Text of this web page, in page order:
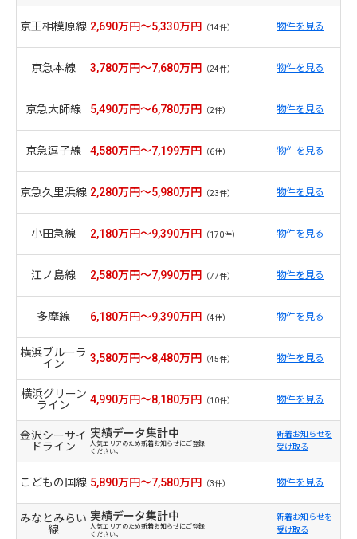
京王相模原線 2,690万円～5,330万円 （14件） 物件を見る
京急本線 3,780万円～7,680万円 （24件） 物件を見る
京急大師線 5,490万円～6,780万円 （2件） 物件を見る
京急逗子線 4,580万円～7,199万円 （6件） 物件を見る
京急久里浜線 2,280万円～5,980万円 （23件） 物件を見る
小田急線 2,180万円～9,390万円 （170件） 物件を見る
江ノ島線 2,580万円～7,990万円 （77件） 物件を見る
多摩線 6,180万円～9,390万円 （4件） 物件を見る
横浜ブルーラ
イン
3,580万円～8,480万円 （45件） 物件を見る
横浜グリーン
ライン
4,990万円～8,180万円 （10件） 物件を見る
金沢シーサイ
ドライン
実績データ集計中
人気エリアのため新着お知らせにご登録
ください。
新着お知らせを
受け取る
こどもの国線 5,890万円～7,580万円 （3件） 物件を見る
みなとみらい
線
実績データ集計中
人気エリアのため新着お知らせにご登録
ください。
新着お知らせを
受け取る